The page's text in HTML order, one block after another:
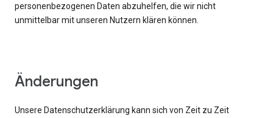
personenbezogenen Daten abzuhelfen, die wir nicht
unmittelbar mit unseren Nutzern klären können.
Änderungen
Unsere Datenschutzerklärung kann sich von Zeit zu Zeit